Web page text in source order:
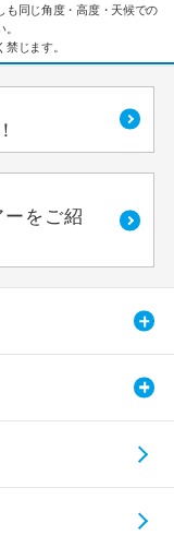
同じ角度・高度・天候での
じます。
をご紹